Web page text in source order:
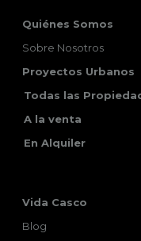
Quiénes Somos
Sobre Nosotros
Proyectos Urbanos
Todas las
A la venta
En Alquiler
Vida Casco
Blog